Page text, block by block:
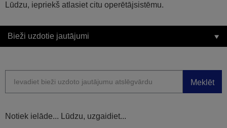
Lūdzu, iepriekš atlasiet citu operētājsistēmu.
Bieži uzdotie jautājumi
Meklēt
Notiek ielāde... Lūdzu, uzgaidiet...